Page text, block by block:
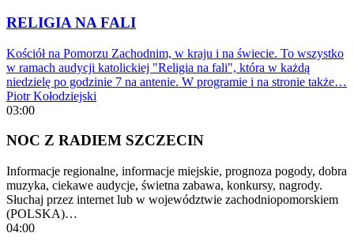
RELIGIA NA FALI
Kościół na Pomorzu Zachodnim, w kraju i na świecie. To wszystko
w ramach audycji katolickiej "Religia na fali", która w każdą
niedzielę po godzinie 7 na antenie. W programie i na stronie także…
Piotr Kołodziejski
03:00
NOC Z RADIEM SZCZECIN
Informacje regionalne, informacje miejskie, prognoza pogody, dobra
muzyka, ciekawe audycje, świetna zabawa, konkursy, nagrody.
Słuchaj przez internet lub w województwie zachodniopomorskiem
(POLSKA)…
04:00